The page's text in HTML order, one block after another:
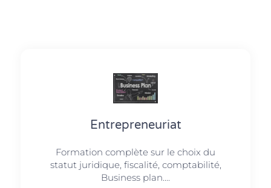
Entrepreneuriat
Formation complète sur le choix du
statut juridique, fiscalité, comptabilité,
Business plan....